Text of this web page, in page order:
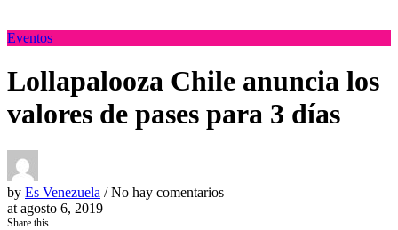
Eventos
Lollapalooza Chile anuncia los
valores de pases para 3 días
by Es Venezuela / No hay comentarios
at agosto 6, 2019
Share this...